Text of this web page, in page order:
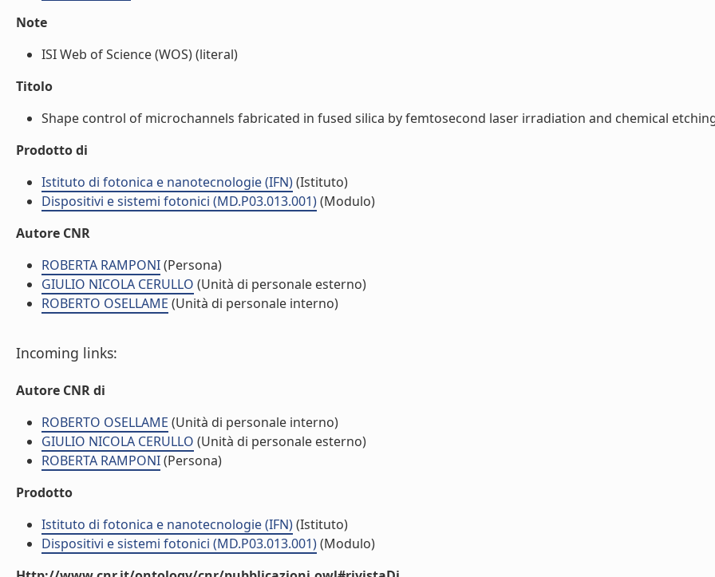
Note
ISI Web of Science (WOS) (literal)
Titolo
Shape control of microchannels fabricated in fused silica by femtosecond laser irradiation and chemical
Prodotto di
Istituto di fotonica e nanotecnologie (IFN)(Istituto)
Dispositivi e sistemi fotonici (MD.P03.013.001)(Modulo)
Autore CNR
ROBERTA RAMPONI(Persona)
GIULIO NICOLA CERULLO (Unità di personale esterno)
ROBERTO OSELLAME (Unità di personale interno)
Incoming links:
Autore CNR di
ROBERTO OSELLAME (Unità di personale interno)
GIULIO NICOLA CERULLO (Unità di personale esterno)
ROBERTA RAMPONI(Persona)
Prodotto
Istituto di fotonica e nanotecnologie (IFN)(Istituto)
Dispositivi e sistemi fotonici (MD.P03.013.001)(Modulo)